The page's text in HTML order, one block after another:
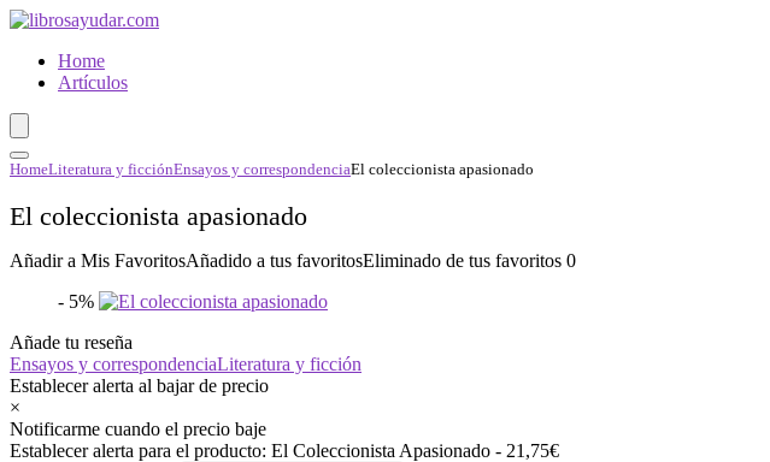
Home
Artículos
HomeLiteratura y ficciónEnsayos y correspondenciaEl coleccionista apasionado
El coleccionista apasionado
Añadir a Mis FavoritosAñadido a tus favoritosEliminado de tus favoritos 0
- 5%
Añade tu reseña
Ensayos y correspondenciaLiteratura y ficción
Establecer alerta al bajar de precio
×
Notificarme cuando el precio baje
Establecer alerta para el producto: El Coleccionista Apasionado - 21,75€